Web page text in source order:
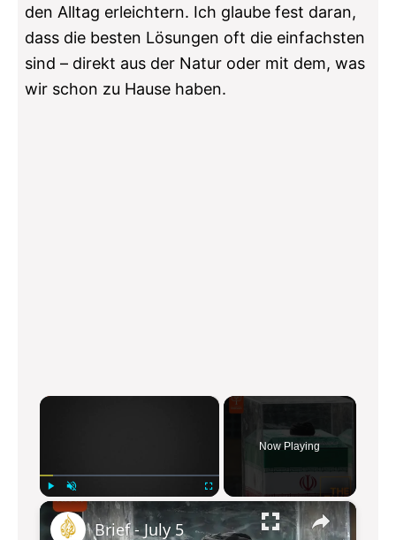
den Alltag erleichtern. Ich glaube fest daran,
dass die besten Lösungen oft die einfachsten
sind – direkt aus der Natur oder mit dem, was
wir schon zu Hause haben.
×
l
U
n
Now Playing
×
Brief - July 5